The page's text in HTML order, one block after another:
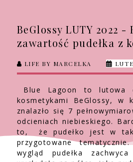
BeGlossy LUTY 2022
zawartość pudełka z
LIFE BY MARCELKA
Blue Lagoon to lutowa
kosmetykami BeGlossy, w
znalazło się 7
odcieniach niebieskiego.
to, że pudełko jest w
przygotowane
wygląd pudełka